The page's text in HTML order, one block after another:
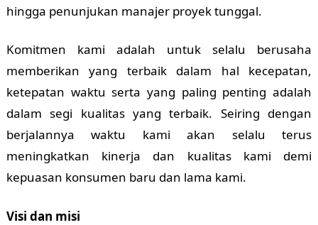
hingga penunjukan manajer proyek tunggal.
Komitmen kami adalah untuk selalu berusaha
memberikan yang terbaik dalam hal kecepatan,
ketepatan waktu serta yang paling penting adalah
dalam segi kualitas yang terbaik. Seiring dengan
berjalannya waktu kami akan selalu terus
meningkatkan kinerja dan kualitas kami demi
kepuasan konsumen baru dan lama kami.
Visi dan misi